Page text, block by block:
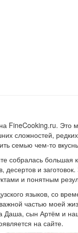
FineCooking.ru. Это
сложностей,
семью чем-то
собралась большая
и
и понятным
языков, со
частью моей
Даша, сын Артём и
на сайте.